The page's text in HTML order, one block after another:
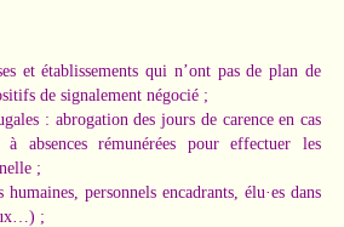
et établissements qui n’ont pas de plan de
de signalement négocié ;
: abrogation des jours de carence en cas
absences rémunérées pour effectuer les
;
personnels encadrants, élu·es dans
;